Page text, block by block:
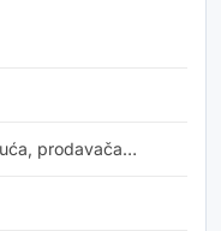
prodavača…